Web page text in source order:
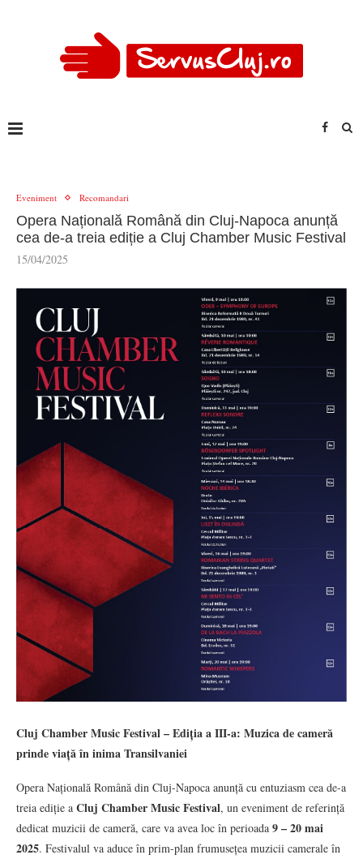
Eveniment Recomandari
Opera Națională Română din Cluj-Napoca anunță
cea de-a treia ediție a Cluj Chamber Music Festival
15/04/2025
Cluj Chamber Music Festival – Ediția a III-a: Muzica de cameră
prinde viață în inima Transilvaniei
Opera Națională Română din Cluj-Napoca anunță cu entuziasm cea de-a
treia ediție a Cluj Chamber Music Festival, un eveniment de referință
dedicat muzicii de cameră, care va avea loc în perioada 9 – 20 mai
2025. Festivalul va aduce în prim-plan frumusețea muzicii camerale în